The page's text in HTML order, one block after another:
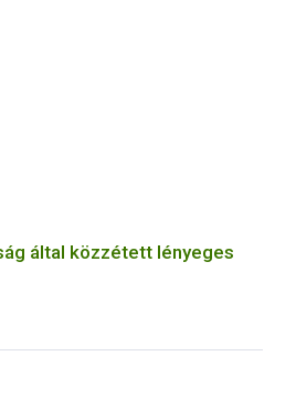
által közzétett lényeges